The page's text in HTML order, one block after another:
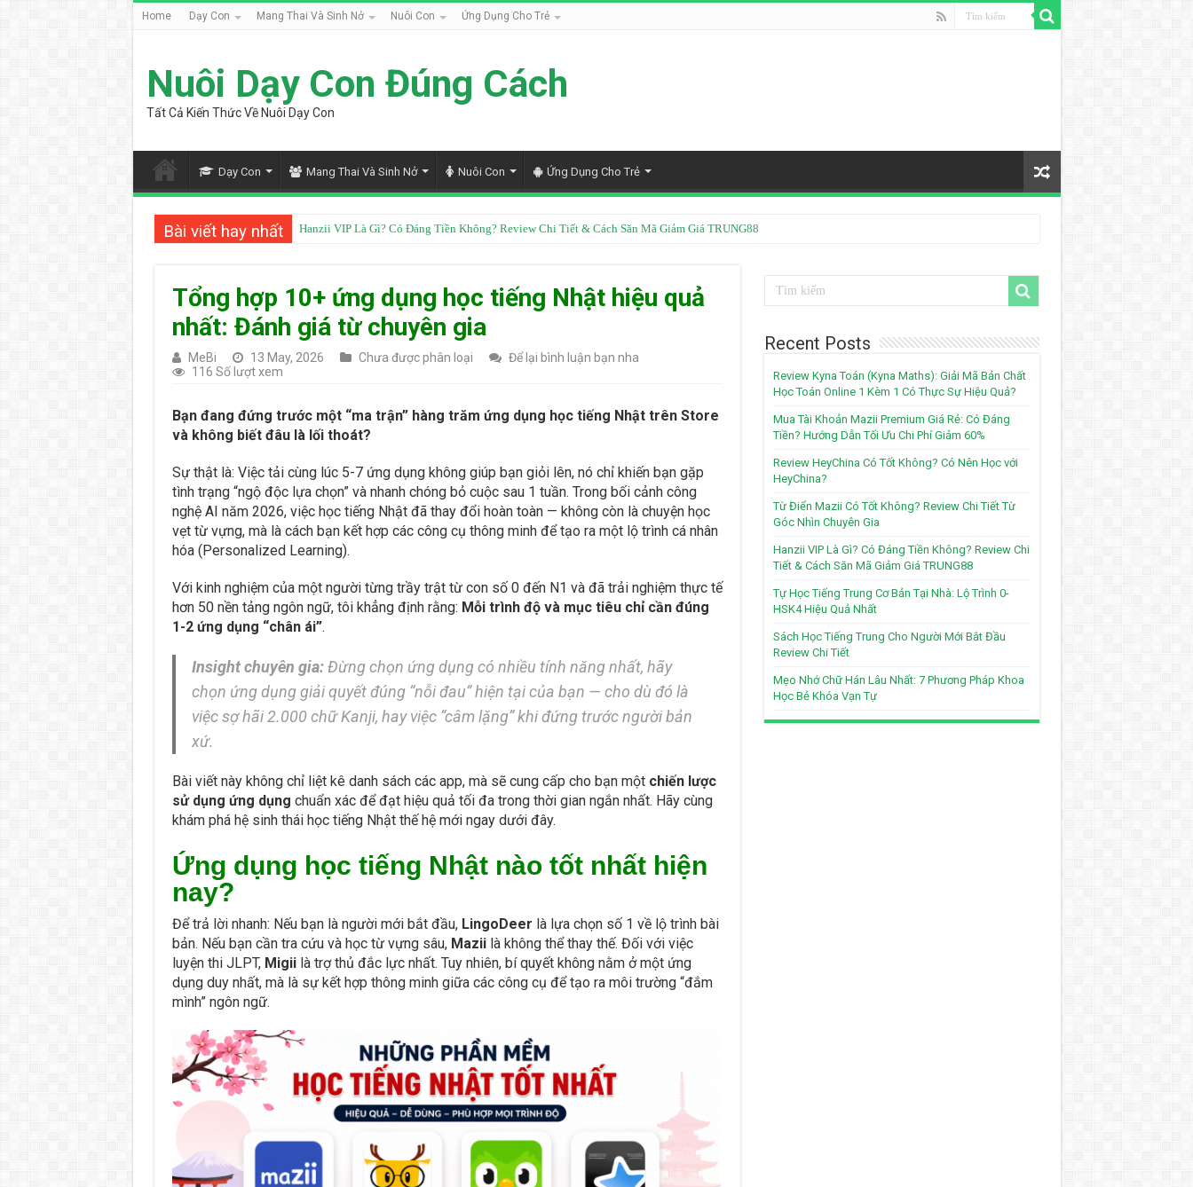
Home Dạy Con Mang Thai Và Sinh Nở Nuôi Con Ứng Dụng Cho Trẻ
Nuôi Dạy Con Đúng Cách
Tất Cả Kiến Thức Về Nuôi Dạy Con
Dạy Con Mang Thai Và Sinh Nở Nuôi Con Ứng Dụng Cho Trẻ
Bài viết hay nhất Hanzii VIP Là Gì? Có Đáng Tiền Không? Review Chi Tiết & Cách Săn Mã Giảm Giá TRUNG88
Tổng hợp 10+ ứng dụng học tiếng Nhật hiệu quả
nhất: Đánh giá từ chuyên gia
MeBi 13 May, 2026 Chưa được phân loại
Để lại bình luận bạn nha
116 Số lượt xem
Bạn đang đứng trước một “ma trận” hàng trăm ứng dụng học tiếng Nhật trên Store
và không biết đâu là lối thoát?
Sự thật là: Việc tải cùng lúc 5-7 ứng dụng không giúp bạn giỏi lên, nó chỉ khiến bạn gặp
tình trạng “ngộ độc lựa chọn” và nhanh chóng bỏ cuộc sau 1 tuần. Trong bối cảnh công
nghệ AI năm 2026, việc học tiếng Nhật đã thay đổi hoàn toàn — không còn là chuyện học
vẹt từ vựng, mà là cách bạn kết hợp các công cụ thông minh để tạo ra một lộ trình cá nhân
hóa (Personalized Learning).
Với kinh nghiệm của một người từng trầy trật từ con số 0 đến N1 và đã trải nghiệm thực tế
hơn 50 nền tảng ngôn ngữ, tôi khẳng định rằng: Mỗi trình độ và mục tiêu chỉ cần đúng
1-2 ứng dụng “chân ái”.
Insight chuyên gia:Đừng chọn ứng dụng có nhiều tính năng nhất, hãy
chọn ứng dụng giải quyết đúng “nỗi đau” hiện tại của bạn — cho dù đó là
việc sợ hãi 2.000 chữ Kanji, hay việc “câm lặng” khi đứng trước người bản
xứ.
Bài viết này không chỉ liệt kê danh sách các app, mà sẽ cung cấp cho bạn một chiến lược
sử dụng ứng dụng chuẩn xác để đạt hiệu quả tối đa trong thời gian ngắn nhất. Hãy cùng
khám phá hệ sinh thái học tiếng Nhật thế hệ mới ngay dưới đây.
Ứng dụng học tiếng Nhật nào tốt nhất hiện
nay?
Để trả lời nhanh: Nếu bạn là người mới bắt đầu, LingoDeer là lựa chọn số 1 về lộ trình bài
bản. Nếu bạn cần tra cứu và học từ vựng sâu, Maziilà không thể thay thế. Đối với việc
luyện thi JLPT, Migiilà trợ thủ đắc lực nhất. Tuy nhiên, bí quyết không nằm ở một ứng
dụng duy nhất, mà là sự kết hợp thông minh giữa các công cụ để tạo ra môi trường “đắm
mình” ngôn ngữ.
Recent Posts
Review Kyna Toán (Kyna Maths): Giải Mã Bản Chất
Học Toán Online 1 Kèm 1 Có Thực Sự Hiệu Quả?
Mua Tài Khoản Mazii Premium Giá Rẻ: Có Đáng
Tiền? Hướng Dẫn Tối Ưu Chi Phí Giảm 60%
Review HeyChina Có Tốt Không? Có Nên Học với
HeyChina?
Từ Điển Mazii Có Tốt Không? Review Chi Tiết Từ
Góc Nhìn Chuyên Gia
Hanzii VIP Là Gì? Có Đáng Tiền Không? Review Chi
Tiết & Cách Săn Mã Giảm Giá TRUNG88
Tự Học Tiếng Trung Cơ Bản Tại Nhà: Lộ Trình 0-
HSK4 Hiệu Quả Nhất
Sách Học Tiếng Trung Cho Người Mới Bắt Đầu
Review Chi Tiết
Mẹo Nhớ Chữ Hán Lâu Nhất: 7 Phương Pháp Khoa
Học Bẻ Khóa Vạn Tự